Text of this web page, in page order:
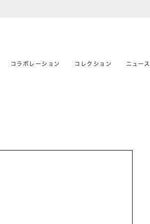
コラボレーション コレクション ニュース